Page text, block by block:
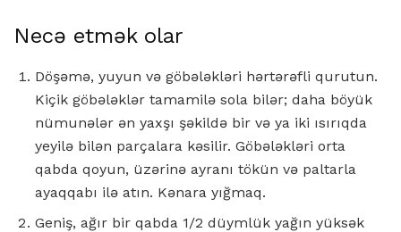
Necə etmək olar
Döşəmə, yuyun və göbələkləri hərtərəfli qurutun.
Kiçik göbələklər tamamilə sola bilər; daha böyük
nümunələr ən yaxşı şəkildə bir və ya iki ısırıqda
yeyilə bilən parçalara kəsilir. Göbələkləri orta
qabda qoyun, üzərinə ayranı tökün və paltarla
ayaqqabı ilə atın. Kənara yığmaq.
Geniş, ağır bir qabda 1/2 düymlük yağın yüksək